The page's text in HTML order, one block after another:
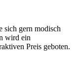
sich gern modisch
wird ein
Preis geboten.